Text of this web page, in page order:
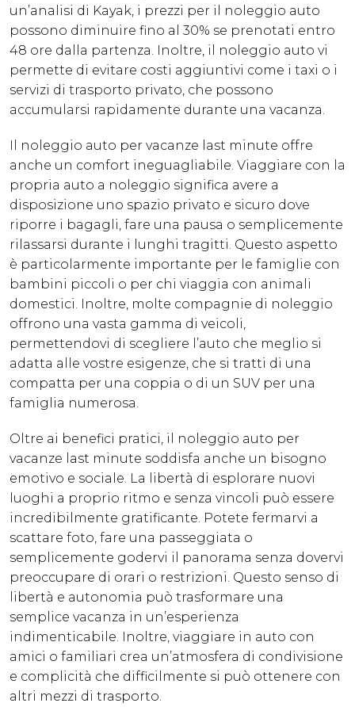
un’analisi di Kayak, i prezzi per il noleggio auto
possono diminuire fino al 30% se prenotati entro
48 ore dalla partenza. Inoltre, il noleggio auto vi
permette di evitare costi aggiuntivi come i taxi o i
servizi di trasporto privato, che possono
accumularsi rapidamente durante una vacanza.
Il noleggio auto per vacanze last minute offre
anche un comfort ineguagliabile. Viaggiare con la
propria auto a noleggio significa avere a
disposizione uno spazio privato e sicuro dove
riporre i bagagli, fare una pausa o semplicemente
rilassarsi durante i lunghi tragitti. Questo aspetto
è particolarmente importante per le famiglie con
bambini piccoli o per chi viaggia con animali
domestici. Inoltre, molte compagnie di noleggio
offrono una vasta gamma di veicoli,
permettendovi di scegliere l’auto che meglio si
adatta alle vostre esigenze, che si tratti di una
compatta per una coppia o di un SUV per una
famiglia numerosa.
Oltre ai benefici pratici, il noleggio auto per
vacanze last minute soddisfa anche un bisogno
emotivo e sociale. La libertà di esplorare nuovi
luoghi a proprio ritmo e senza vincoli può essere
incredibilmente gratificante. Potete fermarvi a
scattare foto, fare una passeggiata o
semplicemente godervi il panorama senza dovervi
preoccupare di orari o restrizioni. Questo senso di
libertà e autonomia può trasformare una
semplice vacanza in un’esperienza
indimenticabile. Inoltre, viaggiare in auto con
amici o familiari crea un’atmosfera di condivisione
e complicità che difficilmente si può ottenere con
altri mezzi di trasporto.